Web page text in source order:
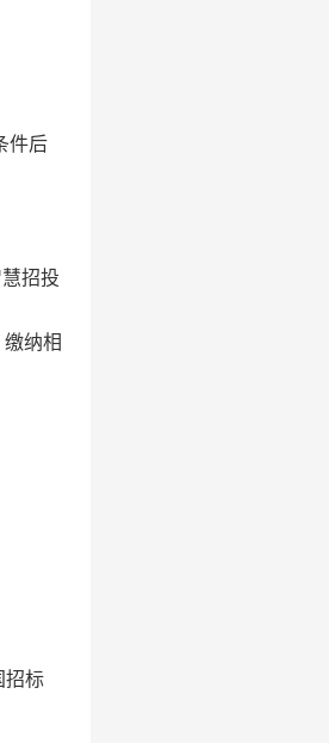
件后
招投
纳相
招标